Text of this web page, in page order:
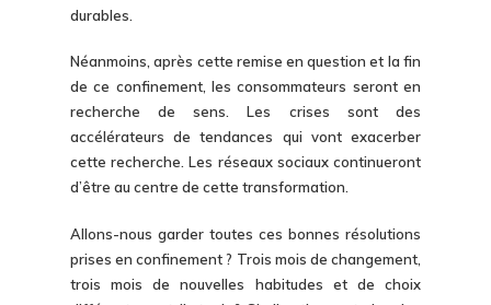
durables.
Néanmoins, après cette remise en question et la fin
de ce confinement, les consommateurs seront en
recherche de sens. Les crises sont des
accélérateurs de tendances qui vont exacerber
cette recherche. Les réseaux sociaux continueront
d’être au centre de cette transformation.
Allons-nous garder toutes ces bonnes résolutions
prises en confinement ? Trois mois de changement,
trois mois de nouvelles habitudes et de choix